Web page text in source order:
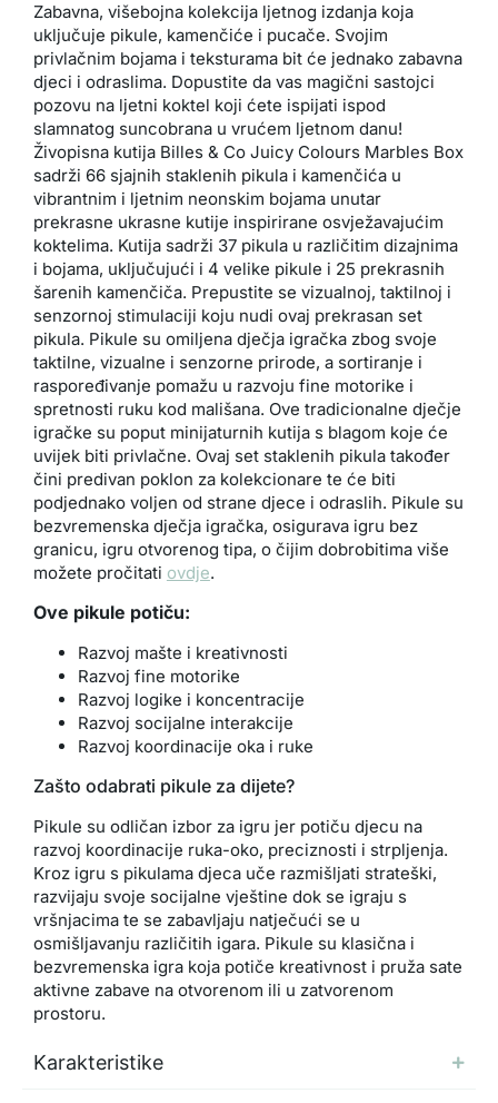
Zabavna, višebojna kolekcija ljetnog izdanja koja
uključuje pikule, kamenčiće i pucače. Svojim
privlačnim bojama i teksturama bit će jednako zabavna
djeci i odraslima. Dopustite da vas magični sastojci
pozovu na ljetni koktel koji ćete ispijati ispod
slamnatog suncobrana u vrućem ljetnom danu!
Živopisna kutija Billes & Co Juicy Colours Marbles Box
sadrži 66 sjajnih staklenih pikula i kamenčića u
vibrantnim i ljetnim neonskim bojama unutar
prekrasne ukrasne kutije inspirirane osvježavajućim
koktelima. Kutija sadrži 37 pikula u različitim dizajnima
i bojama, uključujući i 4 velike pikule i 25 prekrasnih
šarenih kamenčiča. Prepustite se vizualnoj, taktilnoj i
senzornoj stimulaciji koju nudi ovaj prekrasan set
pikula. Pikule su omiljena dječja igračka zbog svoje
taktilne, vizualne i senzorne prirode, a sortiranje i
raspoređivanje pomažu u razvoju fine motorike i
spretnosti ruku kod mališana. Ove tradicionalne dječje
igračke su poput minijaturnih kutija s blagom koje će
uvijek biti privlačne. Ovaj set staklenih pikula također
čini predivan poklon za kolekcionare te će biti
podjednako voljen od strane djece i odraslih. Pikule su
bezvremenska dječja igračka, osigurava igru bez
granicu, igru otvorenog tipa, o čijim dobrobitima više
možete pročitati ovdje.
Ove pikule potiču:
Razvoj mašte i kreativnosti
Razvoj fine motorike
Razvoj logike i koncentracije
Razvoj socijalne interakcije
Razvoj koordinacije oka i ruke
Zašto odabrati pikule za dijete?
Pikule su odličan izbor za igru jer potiču djecu na
razvoj koordinacije ruka-oko, preciznosti i strpljenja.
Kroz igru s pikulama djeca uče razmišljati strateški,
razvijaju svoje socijalne vještine dok se igraju s
vršnjacima te se zabavljaju natječući se u
osmišljavanju različitih igara. Pikule su klasična i
bezvremenska igra koja potiče kreativnost i pruža sate
aktivne zabave na otvorenom ili u zatvorenom
prostoru.
Karakteristike